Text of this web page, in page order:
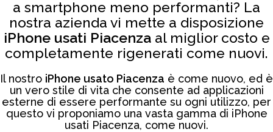
a smartphone meno performanti? La
nostra azienda vi mette a disposizione
iPhone usati Piacenzaal miglior costo e
completamente rigenerati come nuovi.
Il nostro iPhone usato Piacenza è come nuovo, ed è
un vero stile di vita che consente ad applicazioni
esterne di essere performante su ogni utilizzo, per
questo vi proponiamo una vasta gamma di iPhone
usati Piacenza, come nuovi.